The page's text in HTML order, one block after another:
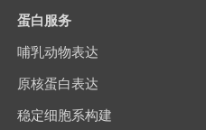
蛋白服务
哺乳动物表达
原核蛋白表达
稳定细胞系构建